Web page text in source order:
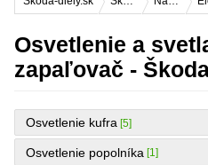
Osvetlenie a
zapaľovač -
Osvetlenie kufra [5]
Osvetlenie popolníka [1]